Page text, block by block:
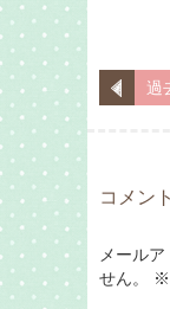
過
コメン
メール
せん。
※